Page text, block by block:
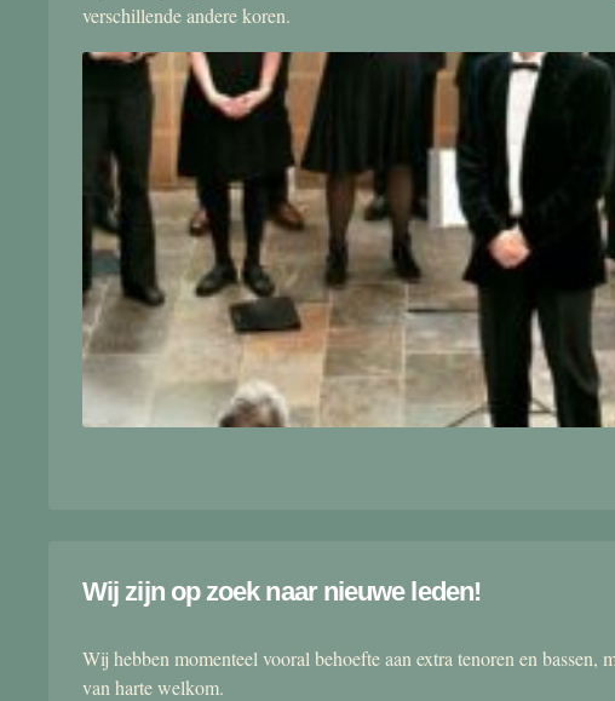
verschillende andere koren.
Wij zijn op zoek naar nieuwe leden!
Wij hebben momenteel vooral behoefte aan extra tenoren en bassen,
van harte welkom.